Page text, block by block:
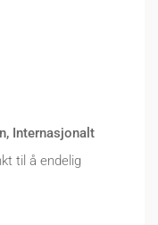
, Internasjonalt
til å endelig